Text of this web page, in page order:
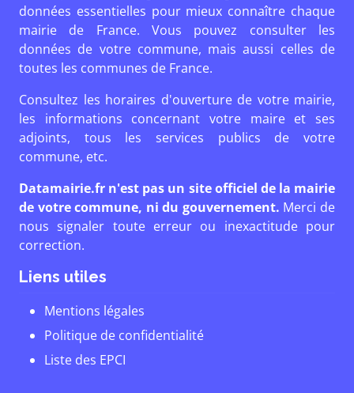
données essentielles pour mieux connaître chaque
mairie de France. Vous pouvez consulter les
données de votre commune, mais aussi celles de
toutes les communes de France.
Consultez les horaires d'ouverture de votre mairie,
les informations concernant votre maire et ses
adjoints, tous les services publics de votre
commune, etc.
Datamairie.fr n'est pas un site officiel de la mairie
de votre commune, ni du gouvernement. Merci de
nous signaler toute erreur ou inexactitude pour
correction.
Liens utiles
Mentions légales
Politique de confidentialité
Liste des EPCI